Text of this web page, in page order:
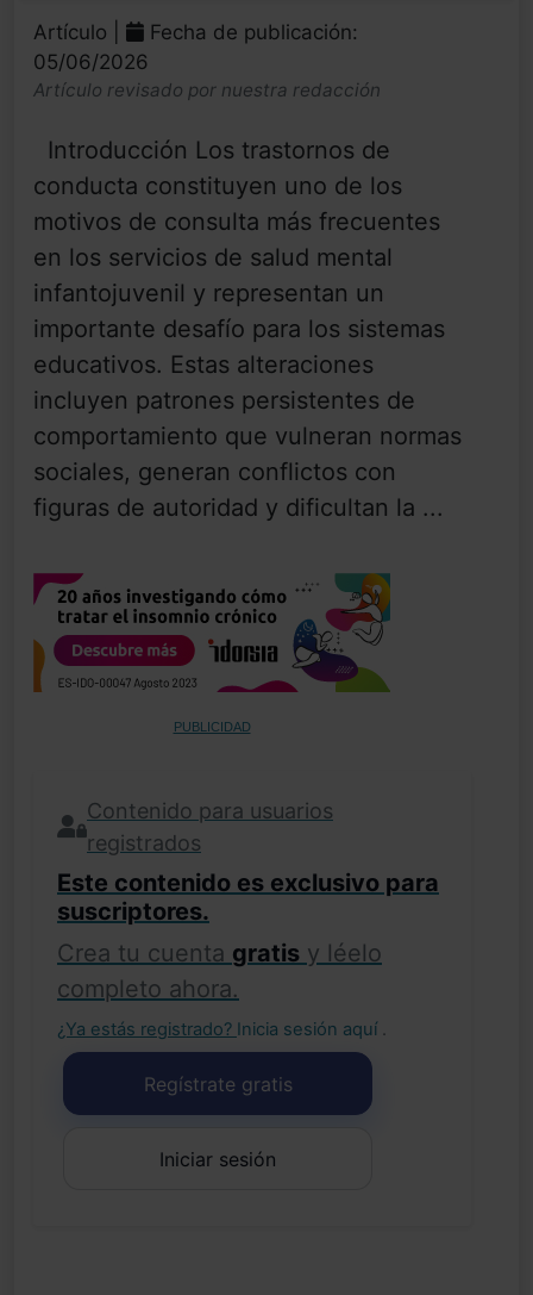
Artículo |
Fecha de publicación:
05/06/2026
Artículo revisado por nuestra redacción
Introducción Los trastornos de
conducta constituyen uno de los
motivos de consulta más frecuentes
en los servicios de salud mental
infantojuvenil y representan un
importante desafío para los sistemas
educativos. Estas alteraciones
incluyen patrones persistentes de
comportamiento que vulneran normas
sociales, generan conflictos con
figuras de autoridad y dificultan la ...
PUBLICIDAD
Contenido para usuarios
registrados
Este contenido es exclusivo para
suscriptores.
Crea tu cuenta gratis y léelo
completo ahora.
¿Ya estás registrado? Inicia sesión aquí .
Regístrate gratis
Iniciar sesión